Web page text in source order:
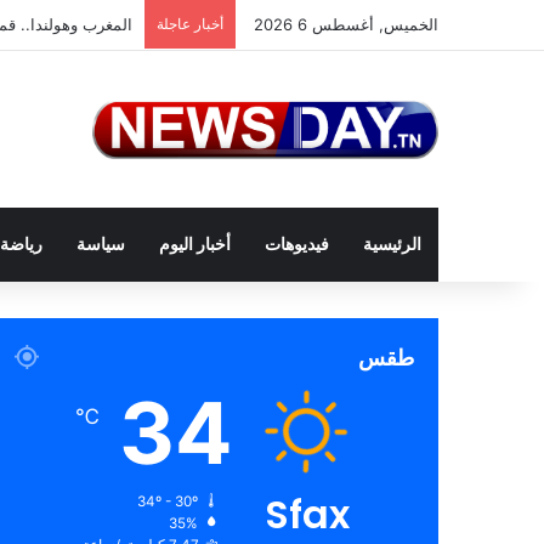
الخميس, أغسطس 6 2026 أخبار عاجلة المغرب وهولندا..
الرئيسية فيديوهات أخبار اليوم سياسة رياضة
طقس
Sfax
34
℃
35%